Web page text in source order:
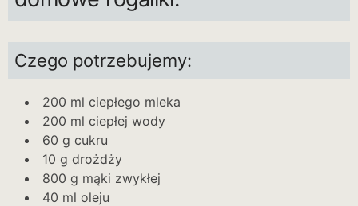
Czego potrzebujemy:
200 ml ciepłego mleka
200 ml ciepłej wody
60 g cukru
10 g drożdży
800 g mąki zwykłej
40 ml oleju